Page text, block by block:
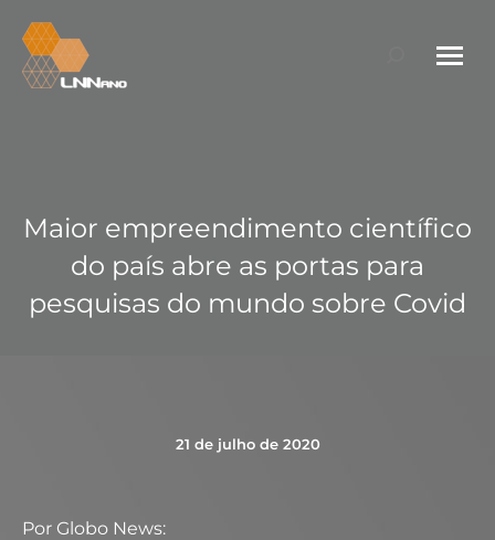
Search:
Maior empreendimento científico
do país abre as portas para
pesquisas do mundo sobre Covid
21 de julho de 2020
Por Globo News: